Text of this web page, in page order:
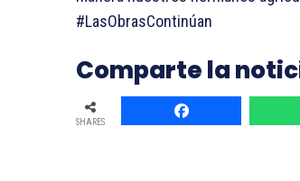
#LasObrasContinúan
Comparte la
SHARES